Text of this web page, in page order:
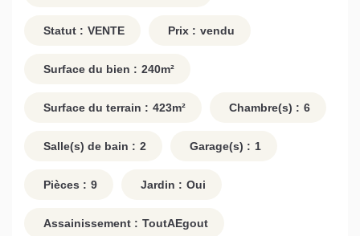
Statut : VENTE Prix : vendu
Surface du bien : 240m²
Surface du terrain : 423m² Chambre(s) : 6
Salle(s) de bain : 2 Garage(s) : 1
Pièces : 9 Jardin : Oui
Assainissement : ToutAEgout